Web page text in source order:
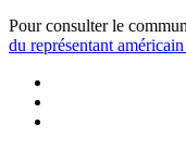
Pour consulter le
du représentant